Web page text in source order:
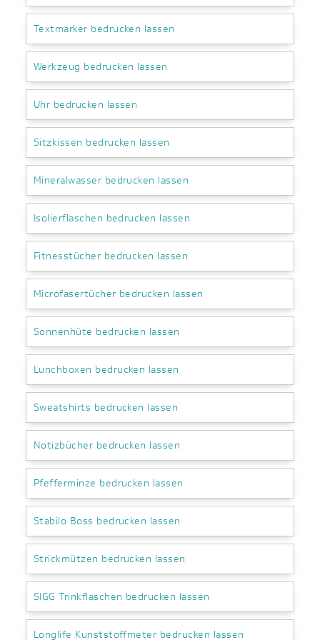
Textmarker bedrucken lassen
Werkzeug bedrucken lassen
Uhr bedrucken lassen
Sitzkissen bedrucken lassen
Mineralwasser bedrucken lassen
Isolierflaschen bedrucken lassen
Fitnesstücher bedrucken lassen
Microfasertücher bedrucken lassen
Sonnenhüte bedrucken lassen
Lunchboxen bedrucken lassen
Sweatshirts bedrucken lassen
Notizbücher bedrucken lassen
Pfefferminze bedrucken lassen
Stabilo Boss bedrucken lassen
Strickmützen bedrucken lassen
SIGG Trinkflaschen bedrucken lassen
Longlife Kunststoffmeter bedrucken lassen